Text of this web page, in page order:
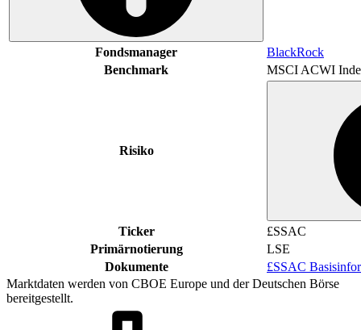
Fondsmanager
BlackRock
Benchmark
MSCI ACWI
Risiko
Ticker
£SSAC
Primärnotierung
LSE
Dokumente
£SSAC
Marktdaten werden von CBOE Europe und der Deutschen Börse
bereitgestellt.